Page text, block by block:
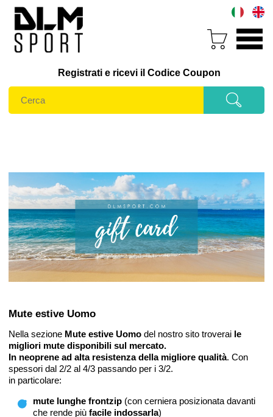
Registrati e ricevi il Codice Coupon
Mute estive Uomo
Nella sezione Mute estive Uomo del nostro sito troverai le
migliori mute disponibili sul mercato.
In neoprene ad alta resistenza della migliore qualità. Con
spessori dal 2/2 al 4/3 passando per i 3/2.
in particolare:
mute lunghe frontzip (con cerniera posizionata davanti
che rende più facile indossarla)